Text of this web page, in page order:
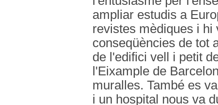
ampliar estudis a
revistes mèdiques i hi
conseqüències de tot
de l'edifici vell i petit
l'Eixample de
muralles. També es
i un hospital nous va